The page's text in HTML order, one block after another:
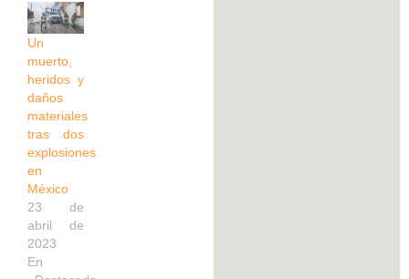
Un
muerto,
heridos y
daños
materiales
tras dos
explosiones
en
México
23 de
abril de
2023
En